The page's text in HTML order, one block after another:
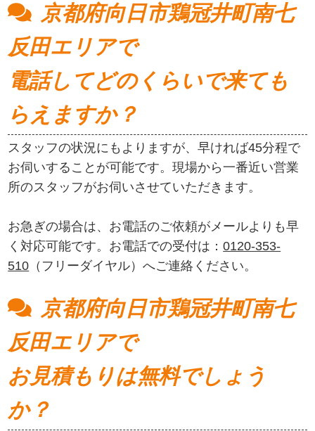
京都府向日市鶏冠井町南七
反田エリアで
電話してどのくらいで来ても
らえますか？
スタッフの状況にもよりますが、早ければ45分程で
お伺いすることが可能です。現場から一番近い営業
所のスタッフがお伺いさせていただきます。
お急ぎの場合は、お電話のご依頼がメールよりも早
く対応可能です。お電話での受付は：0120-353-
510 （フリーダイヤル）へご連絡ください。
京都府向日市鶏冠井町南七
反田エリアで
お見積もりは無料でしょう
か？